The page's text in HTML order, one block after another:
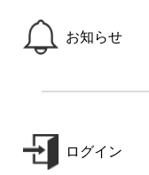
お知らせ
ログイン